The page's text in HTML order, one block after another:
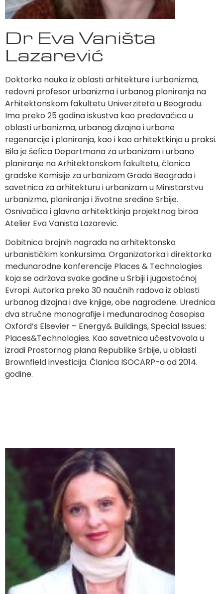
Dr Eva Vaništa
Lazarević
Doktorka nauka iz oblasti arhitekture i urbanizma,
redovni profesor urbanizma i urbanog planiranja na
Arhitektonskom fakultetu Univerziteta u Beogradu.
Ima preko 25 godina iskustva kao predavačica u
oblasti urbanizma, urbanog dizajna i urbane
regenarcije i planiranja, kao i kao arhitektkinja u praksi.
Bila je šefica Departmana za urbanizam i urbano
planiranje na Arhitektonskom fakultetu, članica
gradske Komisije za urbanizam Grada Beograda i
savetnica za arhitekturu i urbanizam u Ministarstvu
urbanizma, planiranja i životne sredine Srbije.
Osnivačica i glavna arhitektkinja projektnog biroa
Atelier Eva Vanista Lazarevic.
Dobitnica brojnih nagrada na arhitektonsko
urbanističkim konkursima. Organizatorka i direktorka
međunarodne konferencije Places & Technologies
koja se održava svake godine u Srbiji i jugoistoćnoj
Evropi. Autorka preko 30 naučnih radova iz oblasti
urbanog dizajna i dve knjige, obe nagrađene. Urednica
dva stručne monografije i međunarodnog časopisa
Oxford’s Elsevier – Energy& Buildings, Special Issues:
Places&Technologies. Kao savetnica učestvovala u
izradi Prostornog plana Republike Srbije, u oblasti
Brownfield investicija. Članica ISOCARP-a od 2014.
godine.